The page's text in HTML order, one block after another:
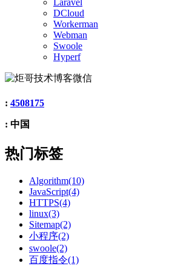
DCloud
Workerman
Webman
Swoole
Hyperf
: 4508175
: 中国
热门标签
Algorithm(10)
JavaScript(4)
HTTPS(4)
linux(3)
Sitemap(2)
小程序(2)
swoole(2)
百度指令(1)